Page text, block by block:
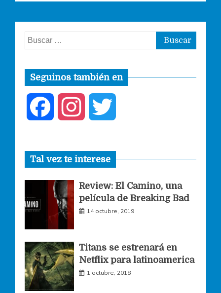
Buscar:
Seguinos también en
c
e
b
o
o
s
t
a
g
i
t
t
r
Tal vez te interese
Review: El Camino, una
película de Breaking Bad
14 octubre, 2019
Titans se estrenará en
Netflix para latinoamerica
1 octubre, 2018